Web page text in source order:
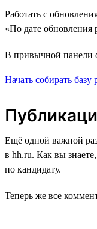
Работать с
«По дате обновления
В привычной панели
Начать собирать
Ещё одной важной
в hh.ru. Как вы
по кандидату.
Теперь же все